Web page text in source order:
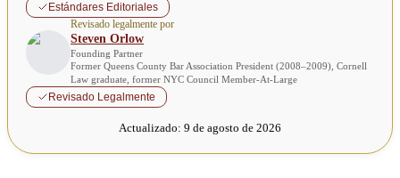
Estándares Editoriales
Revisado legalmente por
Steven Orlow
Founding Partner
Former Queens County Bar Association President (2008–2009), Cornell
Law graduate, former NYC Council Member-At-Large
Revisado Legalmente
Actualizado: 9 de agosto de 2026